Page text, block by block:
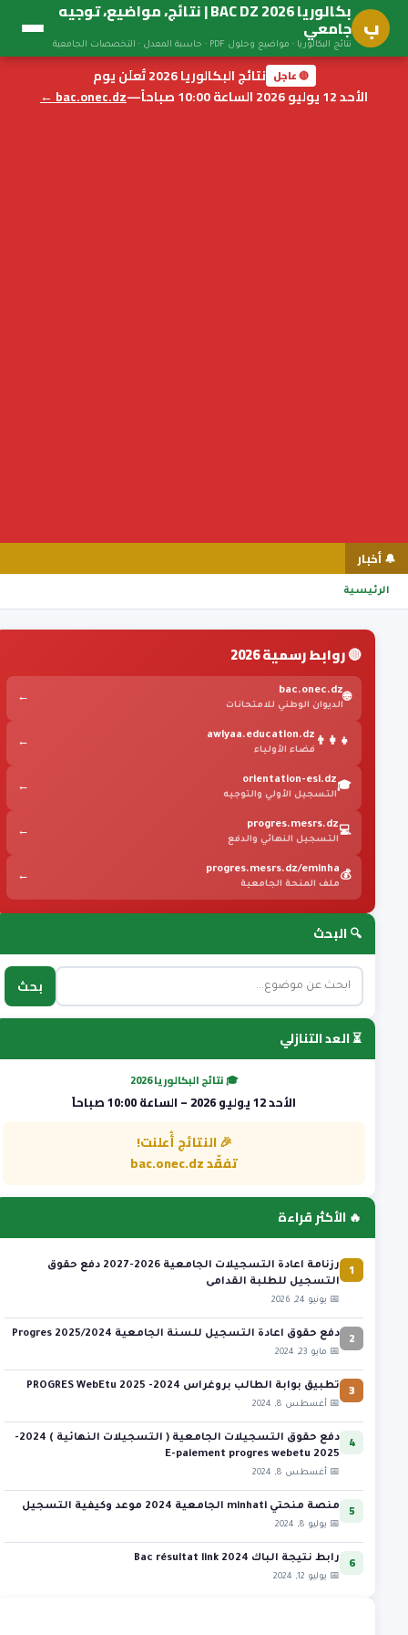
ب بكالوريا BAC DZ 2026 | نتائج، مواضيع، توجيه
جامعي
نتائج البكالوريا · مواضيع وحلول PDF · حاسبة المعدل · التخصصات الجامعية
🔴 عاجل نتائج البكالوريا 2026 تُعلَن يوم
الأحد 12 يوليو 2026 الساعة 10:00 صباحاً
—
bac.onec.dz ←
🔔 أخبار
الرئيسية
🔴 روابط رسمية 2026
🌐
bac.onec.dz
الديوان الوطني للامتحانات
←
👨‍👩‍👧
awlyaa.education.dz
فضاء الأولياء
←
🎓
orientation-esi.dz
التسجيل الأولي والتوجيه
←
💻
progres.mesrs.dz
التسجيل النهائي والدفع
←
💰
progres.mesrs.dz/eminha
ملف المنحة الجامعية
←
🔍 البحث
بحث
⏳ العد التنازلي
🎓 نتائج البكالوريا 2026
الأحد 12 يوليو 2026 – الساعة 10:00 صباحاً
🎉 النتائج أُعلنت!
تفقّد bac.onec.dz
🔥 الأكثر قراءة
1
رزنامة اعادة التسجيلات الجامعية 2026-2027 دفع حقوق
التسجيل للطلبة القدامى
📅 يونيو 24, 2026
2 دفع حقوق اعادة التسجيل للسنة الجامعية 2025/2024 Progres
📅 مايو 23, 2024
3 تطبيق بوابة الطالب بروغراس 2024- 2025 PROGRES WebEtu
📅 أغسطس 8, 2024
4
دفع حقوق التسجيلات الجامعية ( التسجيلات النهائية ) 2024-
2025 E-paiement progres webetu
📅 أغسطس 8, 2024
5 منصة منحتي minhati الجامعية 2024 موعد وكيفية التسجيل
📅 يوليو 8, 2024
6 رابط نتيجة الباك 2024 Bac résultat link
📅 يوليو 12, 2024